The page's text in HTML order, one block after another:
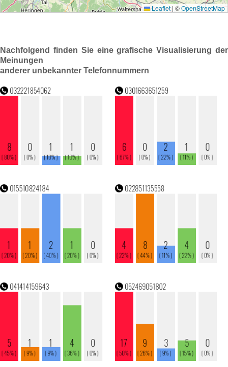
Nachfolgend finden Sie eine grafische Visualisierung der
Meinungen
anderer unbekannter Telefonnummern